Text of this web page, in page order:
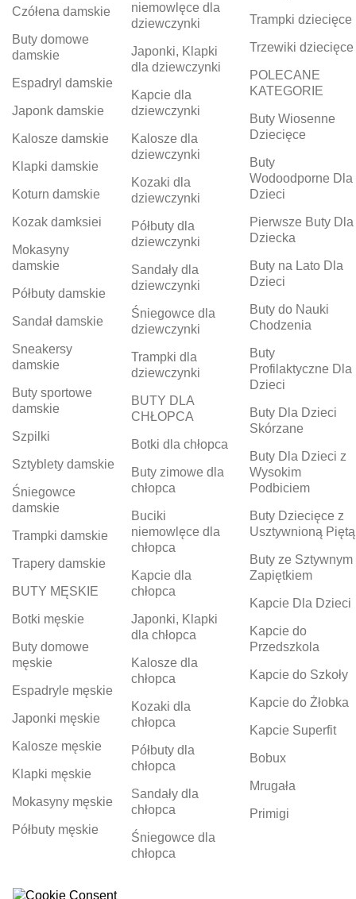
Czółena damskie
Buty domowe
damskie
Espadryl damskie
Japonk damskie
Kalosze damskie
Klapki damskie
Koturn damskie
Kozak damksiei
Mokasyny
damskie
Półbuty damskie
Sandał damskie
Sneakersy
damskie
Buty sportowe
damskie
Szpilki
Sztyblety damskie
Śniegowce
damskie
Trampki damskie
Trapery damskie
BUTY MĘSKIE
Botki męskie
Buty domowe
męskie
Espadryle męskie
Japonki męskie
Kalosze męskie
Klapki męskie
Mokasyny męskie
Półbuty męskie
niemowlęce dla
dziewczynki
Japonki, Klapki
dla dziewczynki
Kapcie dla
dziewczynki
Kalosze dla
dziewczynki
Kozaki dla
dziewczynki
Półbuty dla
dziewczynki
Sandały dla
dziewczynki
Śniegowce dla
dziewczynki
Trampki dla
dziewczynki
BUTY DLA
CHŁOPCA
Botki dla chłopca
Buty zimowe dla
chłopca
Buciki
niemowlęce dla
chłopca
Kapcie dla
chłopca
Japonki, Klapki
dla chłopca
Kalosze dla
chłopca
Kozaki dla
chłopca
Półbuty dla
chłopca
Sandały dla
chłopca
Śniegowce dla
chłopca
Trampki dziecięce
Trzewiki dziecięce
POLECANE
KATEGORIE
Buty Wiosenne
Dziecięce
Buty
Wodoodporne Dla
Dzieci
Pierwsze Buty Dla
Dziecka
Buty na Lato Dla
Dzieci
Buty do Nauki
Chodzenia
Buty
Profilaktyczne Dla
Dzieci
Buty Dla Dzieci
Skórzane
Buty Dla Dzieci z
Wysokim
Podbiciem
Buty Dziecięce z
Usztywnioną Piętą
Buty ze Sztywnym
Zapiętkiem
Kapcie Dla Dzieci
Kapcie do
Przedszkola
Kapcie do Szkoły
Kapcie do Żłobka
Kapcie Superfit
Bobux
Mrugała
Primigi